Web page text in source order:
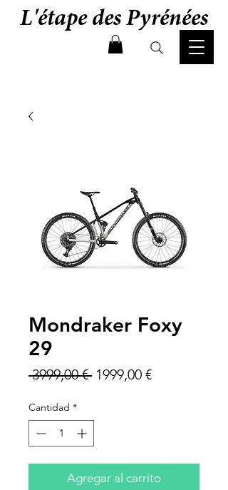
L'étape des Pyrénées
Mondraker Foxy
29
3999,00 € Precio
1999,00 €Precio
Cantidad *
Agregar al carrito